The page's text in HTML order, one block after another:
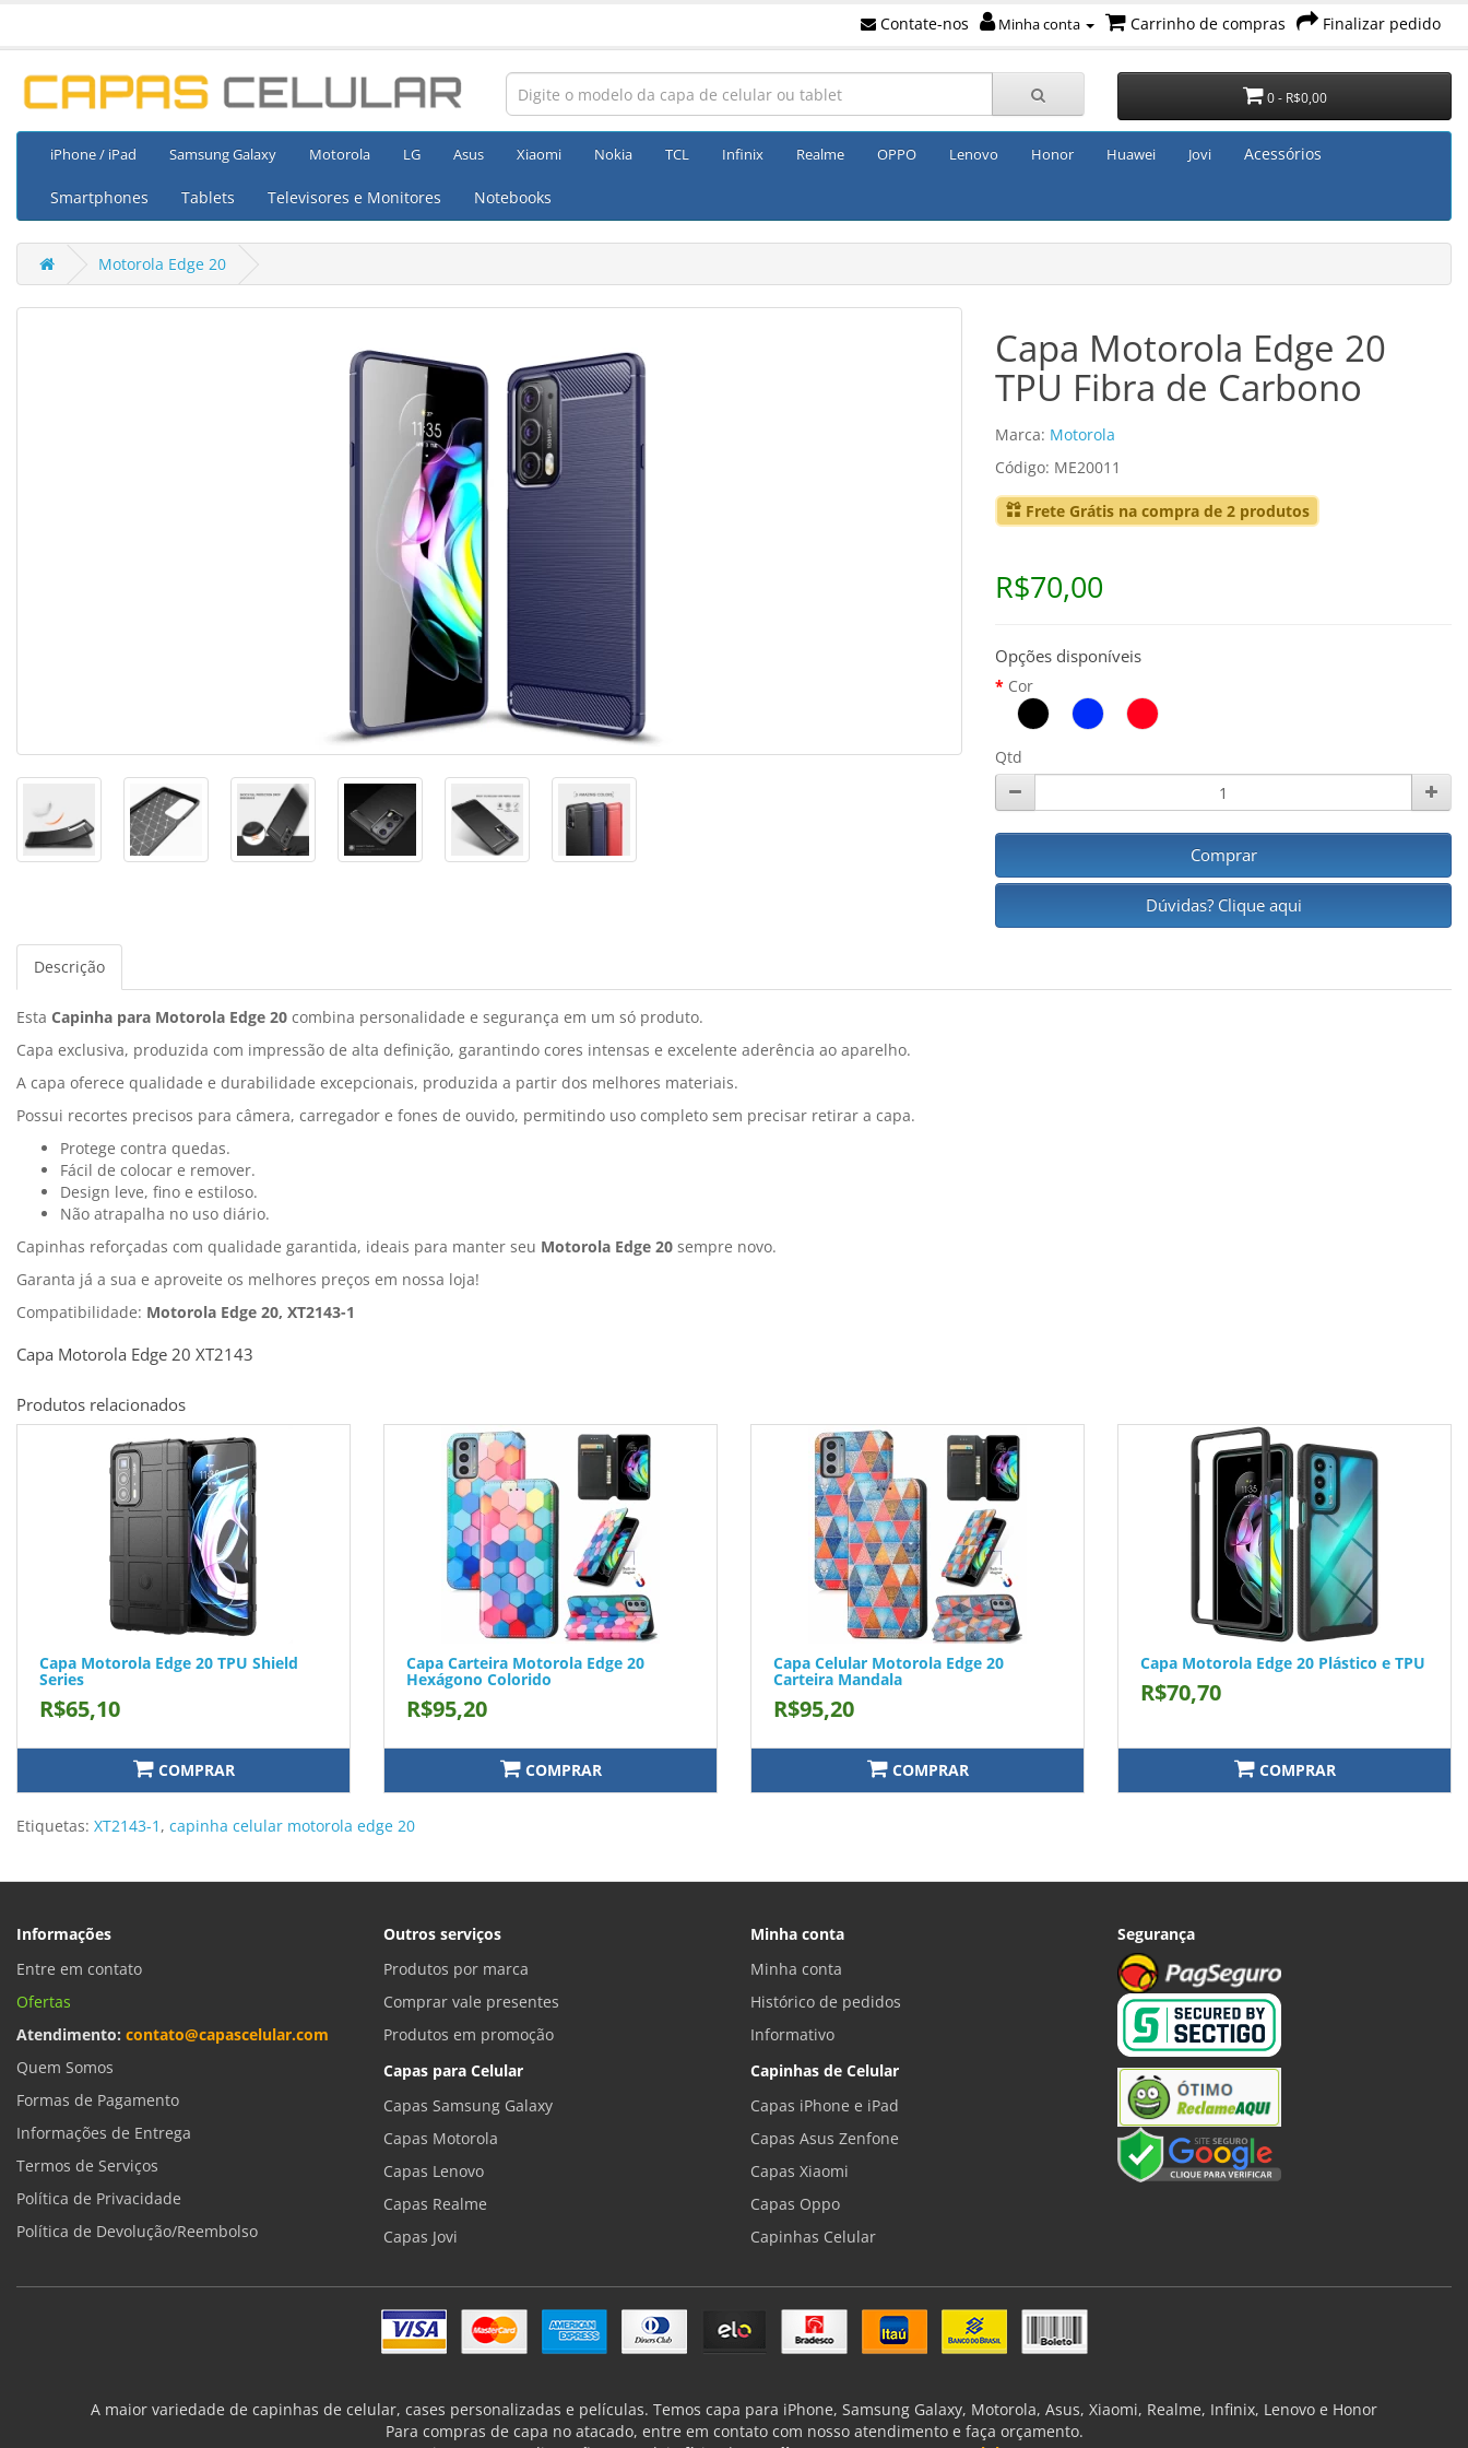
Contate-nos Minha conta Carrinho de compras Finalizar pedido
0 - R$0,00
iPhone / iPad Samsung Galaxy Motorola LG Asus Xiaomi Nokia TCL Infinix Realme OPPO Lenovo Honor Huawei Jovi Acessórios
Smartphones Tablets Televisores e Monitores Notebooks
Motorola Edge 20
Capa Motorola Edge 20
TPU Fibra de Carbono
Marca: Motorola
Código: ME20011
Frete Grátis na compra de 2 produtos
R$70,00
Opções disponíveis
Cor
Qtd
Comprar
Dúvidas? Clique aqui
Descrição
Esta Capinha para Motorola Edge 20 combina personalidade e segurança em um só produto.
Capa exclusiva, produzida com impressão de alta definição, garantindo cores intensas e excelente aderência ao aparelho.
A capa oferece qualidade e durabilidade excepcionais, produzida a partir dos melhores materiais.
Possui recortes precisos para câmera, carregador e fones de ouvido, permitindo uso completo sem precisar retirar a capa.
Protege contra quedas.
Fácil de colocar e remover.
Design leve, fino e estiloso.
Não atrapalha no uso diário.
Capinhas reforçadas com qualidade garantida, ideais para manter seu Motorola Edge 20 sempre novo.
Garanta já a sua e aproveite os melhores preços em nossa loja!
Compatibilidade: Motorola Edge 20, XT2143-1
Capa Motorola Edge 20 XT2143
Produtos relacionados
Capa Motorola Edge 20 TPU Shield
Series
R$65,10
COMPRAR
Capa Carteira Motorola Edge 20
Hexágono Colorido
R$95,20
COMPRAR
Capa Celular Motorola Edge 20
Carteira Mandala
R$95,20
COMPRAR
Capa Motorola Edge 20 Plástico e TPU
R$70,70
COMPRAR
Etiquetas: XT2143-1 , capinha celular motorola edge 20
Informações
Entre em contato
Ofertas
Atendimento: contato@capascelular.com
Quem Somos
Formas de Pagamento
Informações de Entrega
Termos de Serviços
Política de Privacidade
Política de Devolução/Reembolso
Outros serviços
Produtos por marca
Comprar vale presentes
Produtos em promoção
Capas para Celular
Capas Samsung Galaxy
Capas Motorola
Capas Lenovo
Capas Realme
Capas Jovi
Minha conta
Minha conta
Histórico de pedidos
Informativo
Capinhas de Celular
Capas iPhone e iPad
Capas Asus Zenfone
Capas Xiaomi
Capas Oppo
Capinhas Celular
Segurança
A maior variedade de capinhas de celular, cases personalizadas e películas. Temos capa para iPhone, Samsung Galaxy, Motorola, Asus, Xiaomi, Realme, Infinix, Lenovo e Honor
Para compras de capa no atacado, entre em contato com nosso atendimento e faça orçamento.